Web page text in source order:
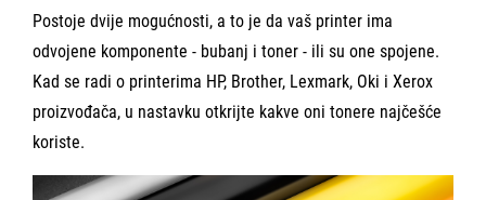
Postoje dvije mogućnosti, a to je da vaš printer ima
odvojene komponente - bubanj i toner - ili su one spojene.
Kad se radi o printerima HP, Brother, Lexmark, Oki i Xerox
proizvođača, u nastavku otkrijte kakve oni tonere najčešće
koriste.